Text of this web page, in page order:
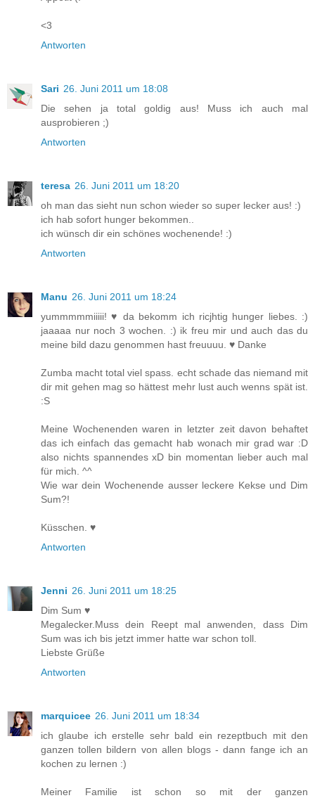
<3
Antworten
Sari 26. Juni 2011 um 18:08
Die sehen ja total goldig aus! Muss ich auch mal
ausprobieren ;)
Antworten
teresa 26. Juni 2011 um 18:20
oh man das sieht nun schon wieder so super lecker aus! :)
ich hab sofort hunger bekommen..
ich wünsch dir ein schönes wochenende! :)
Antworten
Manu 26. Juni 2011 um 18:24
yummmmmiiiii! ♥ da bekomm ich ricjhtig hunger liebes. :)
jaaaaa nur noch 3 wochen. :) ik freu mir und auch das du
meine bild dazu genommen hast freuuuu. ♥ Danke
Zumba macht total viel spass. echt schade das niemand mit
dir mit gehen mag so hättest mehr lust auch wenns spät ist.
:S
Meine Wochenenden waren in letzter zeit davon behaftet
das ich einfach das gemacht hab wonach mir grad war :D
also nichts spannendes xD bin momentan lieber auch mal
für mich. ^^
Wie war dein Wochenende ausser leckere Kekse und Dim
Sum?!
Küsschen. ♥
Antworten
Jenni 26. Juni 2011 um 18:25
Dim Sum ♥
Megalecker.Muss dein Reept mal anwenden, dass Dim
Sum was ich bis jetzt immer hatte war schon toll.
Liebste Grüße
Antworten
marquicee 26. Juni 2011 um 18:34
ich glaube ich erstelle sehr bald ein rezeptbuch mit den
ganzen tollen bildern von allen blogs - dann fange ich an
kochen zu lernen :)
Meiner Familie ist schon so mit der ganzen